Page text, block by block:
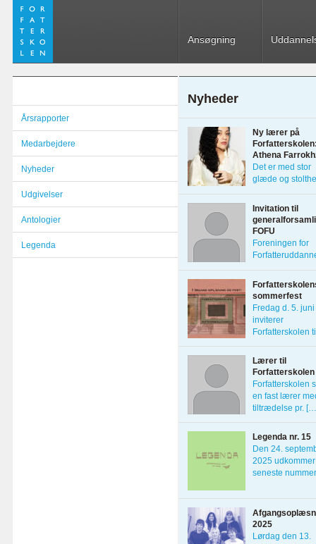
Ansøgning
Årsrapporter
Medarbejdere
Nyheder
Udgivelser
Antologier
Legenda
Nyheder
Ny lærer på
Athena
Det er med stor
glæde og
Invitation til
FOFU
Foreningen for
åbent […]
sommerfest
Fredag d. 5. juni
inviterer
Forfatterskolen
[…]
Lærer til
Forfatterskolen
Forfatterskolen
en fast lærer
tiltrædelse pr.
Legenda nr. 15
Den 24.
2025
seneste
2025
Lørdag den 13.